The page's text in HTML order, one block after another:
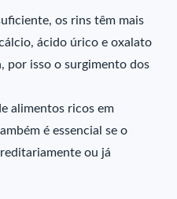
os rins têm mais
ácido úrico e oxalato
por isso o surgimento dos
alimentos ricos em
é essencial se o
ou já